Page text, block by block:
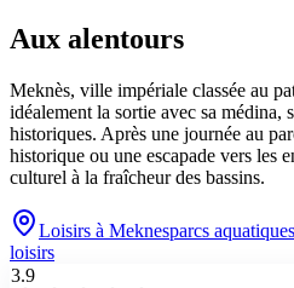
Aux alentours
Meknès, ville impériale classée au
idéalement la sortie avec sa médina,
historiques. Après une journée au
historique ou une escapade vers les
culturel à la fraîcheur des bassins.
Loisirs à Meknesparcs aquatiques
loisirs
3.9